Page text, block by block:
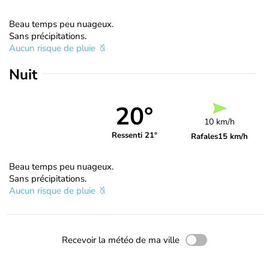
Beau temps peu nuageux.
Sans précipitations.
Aucun risque de pluie
Nuit
20°
Ressenti 21°
10 km/h
Rafales15 km/h
Beau temps peu nuageux.
Sans précipitations.
Aucun risque de pluie
Recevoir la météo de ma ville